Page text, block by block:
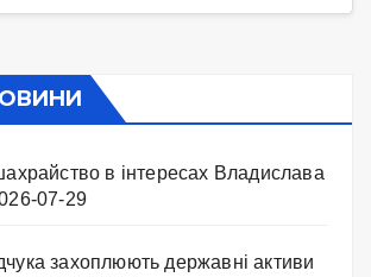
в інтересах Владислава
07-29
захоплюють державні активи